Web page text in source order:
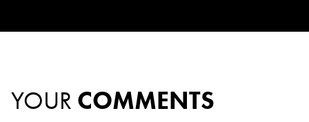
YOUR COMMENTS